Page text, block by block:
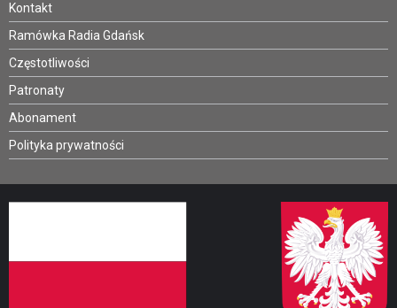
Kontakt
Ramówka Radia Gdańsk
Częstotliwości
Patronaty
Abonament
Polityka prywatności